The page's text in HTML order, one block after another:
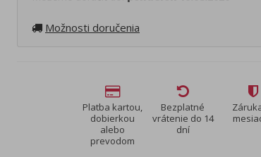
Možnosti doručenia
Platba kartou,
dobierkou
alebo
prevodom
Bezplatné
vrátenie do 14
dní